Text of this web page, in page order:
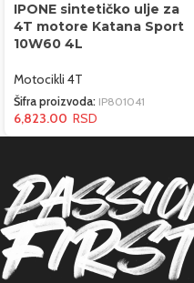
IPONE sintetičko ulje za
4T motore Katana Sport
10W60 4L
Motocikli 4T
Šifra proizvoda: IP801041
6,823.00